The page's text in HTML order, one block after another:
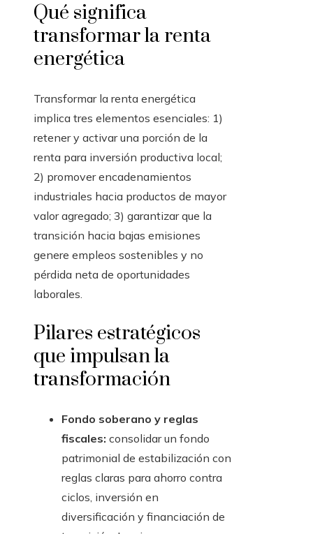
Qué significa
transformar la renta
energética
Transformar la renta energética
implica tres elementos esenciales: 1)
retener y activar una porción de la
renta para inversión productiva local;
2) promover encadenamientos
industriales hacia productos de mayor
valor agregado; 3) garantizar que la
transición hacia bajas emisiones
genere empleos sostenibles y no
pérdida neta de oportunidades
laborales.
Pilares estratégicos
que impulsan la
transformación
Fondo soberano y reglas
fiscales: consolidar un fondo
patrimonial de estabilización con
reglas claras para ahorro contra
ciclos, inversión en
diversificación y financiación de